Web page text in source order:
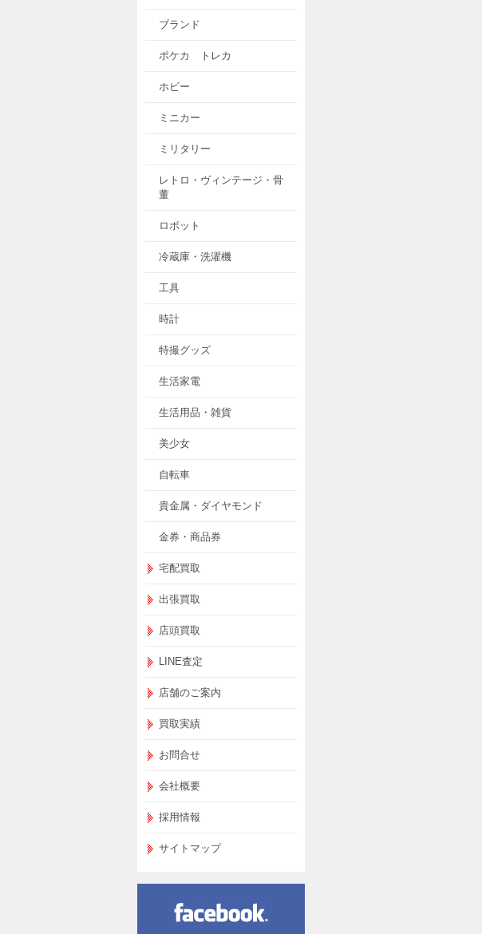
ブランド
ポケカ トレカ
ホビー
ミニカー
ミリタリー
レトロ・ヴィンテージ・骨
董
ロボット
冷蔵庫・洗濯機
工具
時計
特撮グッズ
生活家電
生活用品・雑貨
美少女
自転車
貴金属・ダイヤモンド
金券・商品券
宅配買取
出張買取
店頭買取
LINE査定
店舗のご案内
買取実績
お問合せ
会社概要
採用情報
サイトマップ